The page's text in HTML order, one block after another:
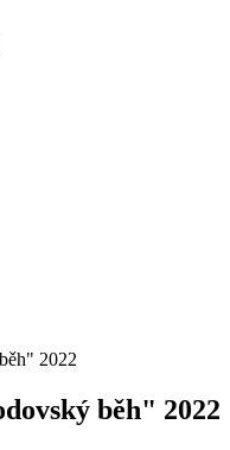
2022
běh" 2022